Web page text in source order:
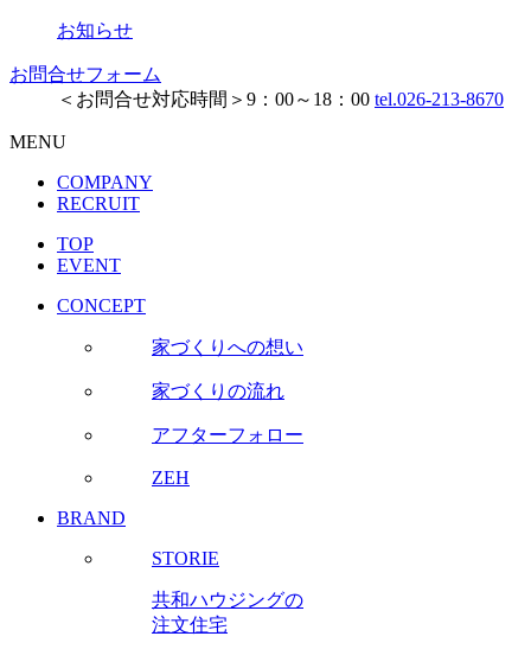
お知らせ
お問合せフォーム
＜お問合せ対応時間＞9：00～18：00 tel.026-213-8670
MENU
COMPANY
RECRUIT
TOP
EVENT
CONCEPT
家づくりへの想い
家づくりの流れ
アフターフォロー
ZEH
BRAND
STORIE
共和ハウジングの
注文住宅